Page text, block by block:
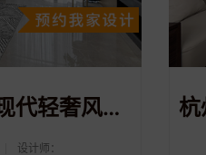
花园岗公寓 新房装修 现代轻奢风格 128㎡
设计师：